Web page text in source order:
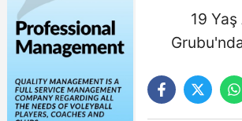
19